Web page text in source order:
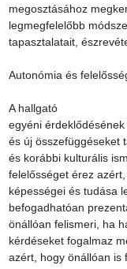
megosztásához
legmegfelelőbb
tapasztalatait,
Autonómia és
A hallgató
egyéni
és új összefüggéseket
és korábbi kulturális
felelősséget érez
képességei és tudása
befogadhatóan
önállóan felismeri, ha
kérdéseket fogalmaz
azért, hogy önállóan is